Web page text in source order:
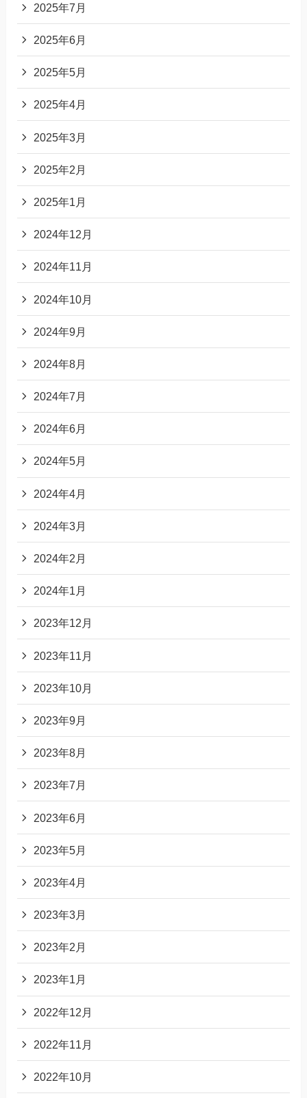
2025年7月
2025年6月
2025年5月
2025年4月
2025年3月
2025年2月
2025年1月
2024年12月
2024年11月
2024年10月
2024年9月
2024年8月
2024年7月
2024年6月
2024年5月
2024年4月
2024年3月
2024年2月
2024年1月
2023年12月
2023年11月
2023年10月
2023年9月
2023年8月
2023年7月
2023年6月
2023年5月
2023年4月
2023年3月
2023年2月
2023年1月
2022年12月
2022年11月
2022年10月